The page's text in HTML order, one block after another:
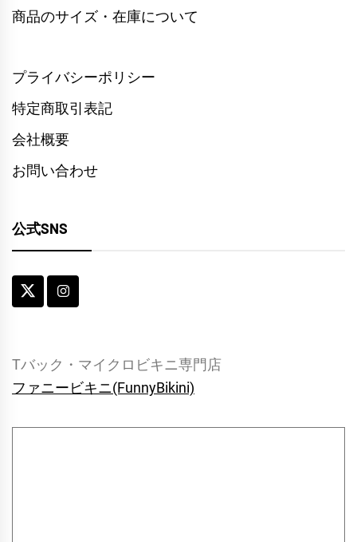
商品のサイズ・在庫について
プライバシーポリシー
特定商取引表記
会社概要
お問い合わせ
公式SNS
Tバック・マイクロビキニ専門店
ファニービキニ(FunnyBikini)